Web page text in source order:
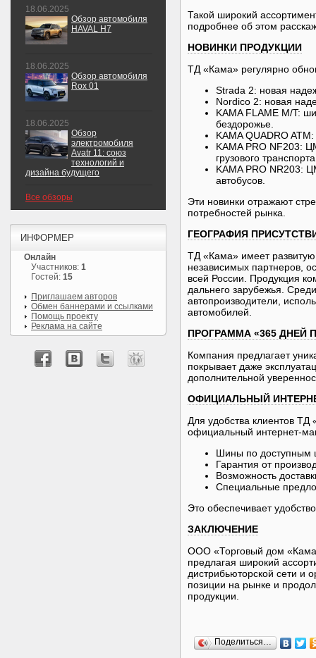
Такой широкий
подробнее об этом
НОВИНКИ ПРОДУКЦИИ
ТД «Кама» регулярно
Strada 2: новая
Nordico 2: новая
KAMA FLAME M/T:
бездорожье.​
KAMA QUADRO
KAMA PRO NF203:
грузового
KAMA PRO NR203:
автобусов.​
Эти новинки отражают
потребностей рынка. ​
ГЕОГРАФИЯ
ТД «Кама» имеет
независимых партнеров,
всей России. Продукция
дальнего зарубежья.
автопроизводители,
автомобилей. ​
ПРОГРАММА «365 ДНЕЙ
Компания предлагает
покрывает даже
дополнительной
ОФИЦИАЛЬНЫЙ
Для удобства клиентов ТД
официальный интернет-
Шины по доступным
Гарантия от
Возможность
Специальные
Это обеспечивает
ЗАКЛЮЧЕНИЕ
ООО «Торговый дом
предлагая широкий
дистрибьюторской сети и
позиции на рынке и
продукции.
Поделиться…
18.06.2025
Обзор автомобиля
HAVAL H7
18.06.2025
Обзор автомобиля
Rox 01
18.06.2025
Обзор
электромобиля
Avatr 11: союз
технологий и
дизайна будущего
Все обзоры
ИНФОРМЕР
Онлайн
Участников: 1
Гостей: 15
Приглашаем авторов
Обмен баннерами и ссылками
Помощь проекту
Реклама на сайте